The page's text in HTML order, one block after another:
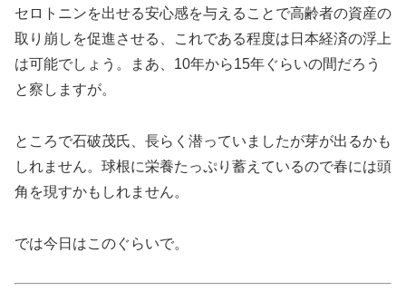
セロトニンを出せる安心感を与えることで高齢者の資産の
取り崩しを促進させる、これである程度は日本経済の浮上
は可能でしょう。まあ、10年から15年ぐらいの間だろう
と察しますが。
ところで石破茂氏、長らく潜っていましたが芽が出るかも
しれません。球根に栄養たっぷり蓄えているので春には頭
角を現すかもしれません。
では今日はこのぐらいで。